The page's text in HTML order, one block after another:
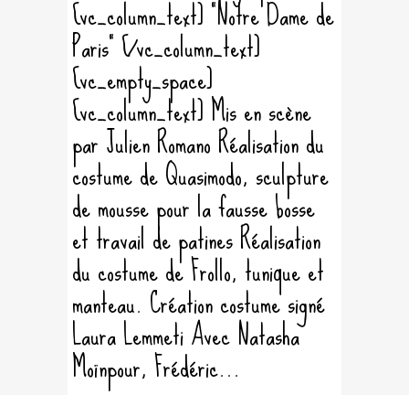
[vc_column_text] "Notre Dame de
Paris" [/vc_column_text]
[vc_empty_space]
[vc_column_text] Mis en scène
par Julien Romano Réalisation du
costume de Quasimodo, sculpture
de mousse pour la fausse bosse
et travail de patines Réalisation
du costume de Frollo, tunique et
manteau. Création costume signé
Laura Lemmeti Avec Natasha
Moïnpour, Frédéric...